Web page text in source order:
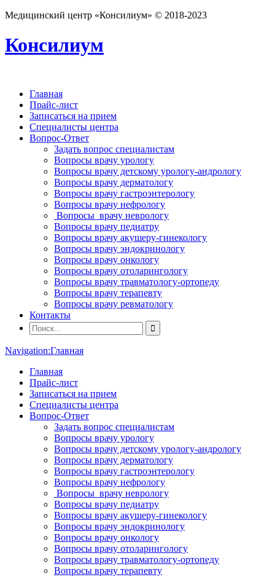
Медицинский центр «Консилиум» © 2018-2023
Консилиум
Главная
Прайс-лист
Записаться на прием
Специалисты центра
Вопрос-Ответ
Задать вопрос специалистам
Вопросы врачу урологу
Вопросы врачу детскому урологу-андрологу
Вопросы врачу дерматологу
Вопросы врачу гастроэнтерологу
Вопросы врачу нефрологу
Вопросы врачу неврологу
Вопросы врачу педиатру
Вопросы врачу акушеру-гинекологу
Вопросы врачу эндокринологу
Вопросы врачу онкологу
Вопросы врачу отоларингологу
Вопросы врачу травматологу-ортопеду
Вопросы врачу терапевту
Вопросы врачу ревматологу
Контакты
Navigation:Главная
Главная
Прайс-лист
Записаться на прием
Специалисты центра
Вопрос-Ответ
Задать вопрос специалистам
Вопросы врачу урологу
Вопросы врачу детскому урологу-андрологу
Вопросы врачу дерматологу
Вопросы врачу гастроэнтерологу
Вопросы врачу нефрологу
Вопросы врачу неврологу
Вопросы врачу педиатру
Вопросы врачу акушеру-гинекологу
Вопросы врачу эндокринологу
Вопросы врачу онкологу
Вопросы врачу отоларингологу
Вопросы врачу травматологу-ортопеду
Вопросы врачу терапевту